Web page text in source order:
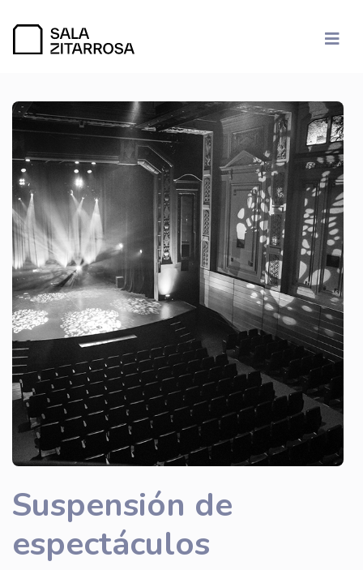
Suspensión de
espectáculos